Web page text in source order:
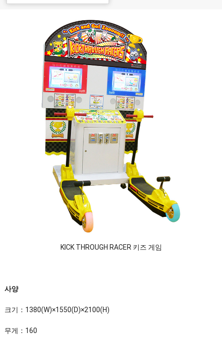
KICK THROUGH RACER 키즈 게임
사양
크기：1380(W)×1550(D)×2100(H)
무게：160